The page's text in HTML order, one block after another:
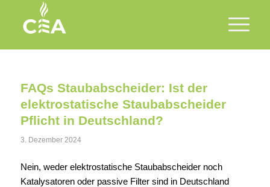
FAQs Staubabscheider: Ist der
elektrostatische Staubabscheider
Pflicht in Deutschland?
3. Dezember 2024
Nein, weder elektrostatische Staubabscheider noch
Katalysatoren oder passive Filter sind in Deutschland